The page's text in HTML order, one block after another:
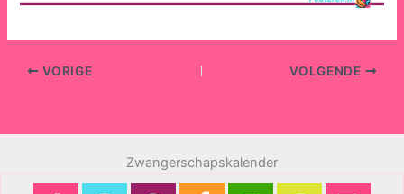
VORIGE VOLGENDE
Zwangerschapskalender